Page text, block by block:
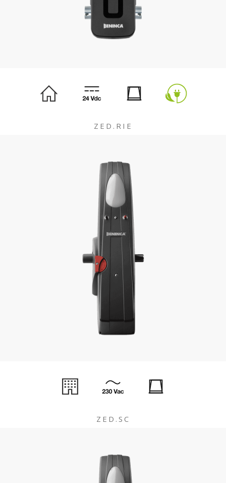
ZED.RIE
ZED.SC